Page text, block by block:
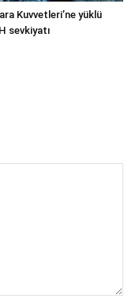
Kuvvetleri’ne yüklü
sevkiyatı